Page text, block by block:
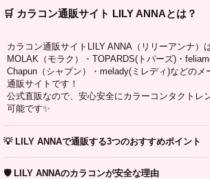
🛒 カラコン通販サイト LILY ANNAとは？
カラコン通販サイトLILY ANNA（リリーアンナ）は
MOLAK（モラク）・TOPARDS(トパーズ)・
Chapun（シャプン）・melady(ミレディ)などのメ
通販サイトです！
公式直販なので、安心安全にカラーコンタクトレ
可能です✨
💡 LILY ANNAで通販する3つのおすすめポイント
🛡️ LILY ANNAのカラコンが安全な理由